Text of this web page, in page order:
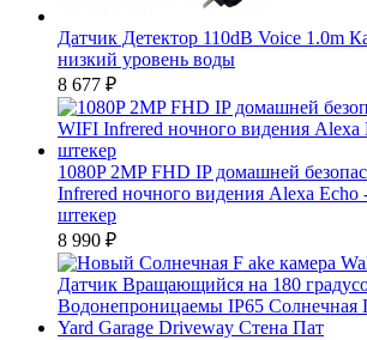
Датчик Детектор 110dB Voice 1.0m
низкий уровень воды
8 677 ₽
1080P 2MP FHD IP домашней
Infrered ночного видения Alexa
штекер
8 990 ₽